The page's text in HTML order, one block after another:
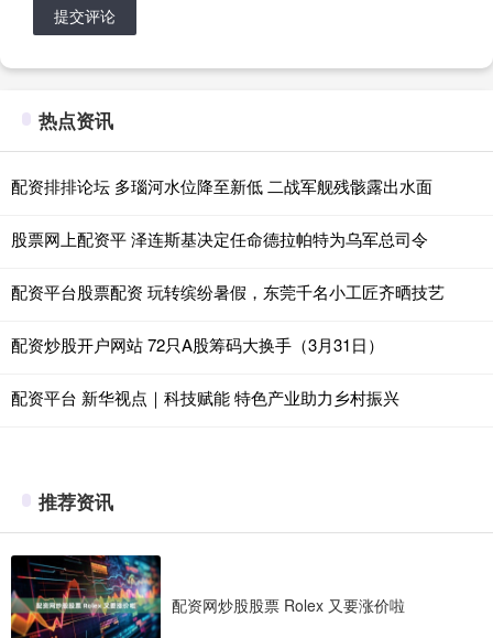
提交评论
热点资讯
配资排排论坛 多瑙河水位降至新低 二战军舰残骸露出水面
股票网上配资平 泽连斯基决定任命德拉帕特为乌军总司令
配资平台股票配资 玩转缤纷暑假，东莞千名小工匠齐晒技艺
配资炒股开户网站 72只A股筹码大换手（3月31日）
配资平台 新华视点｜科技赋能 特色产业助力乡村振兴
推荐资讯
配资网炒股股票 Rolex 又要涨价啦